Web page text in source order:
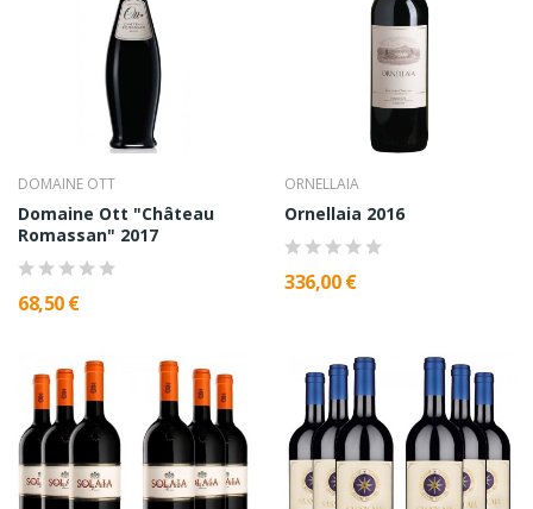
DOMAINE OTT
Domaine Ott "Château
Romassan" 2017
68,50 €
ORNELLAIA
Ornellaia 2016
336,00 €